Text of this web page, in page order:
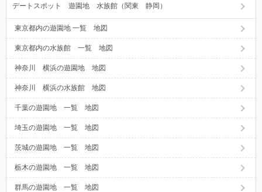
デートスポット 遊園地 水族館（関東 静岡）
東京都内の遊園地 一覧 地図
東京都内の水族館 一覧 地図
神奈川 横浜の遊園地 地図
神奈川 横浜の水族館 地図
千葉の遊園地 一覧 地図
埼玉の遊園地 一覧 地図
茨城の遊園地 一覧 地図
栃木の遊園地 一覧 地図
群馬の遊園地 一覧 地図